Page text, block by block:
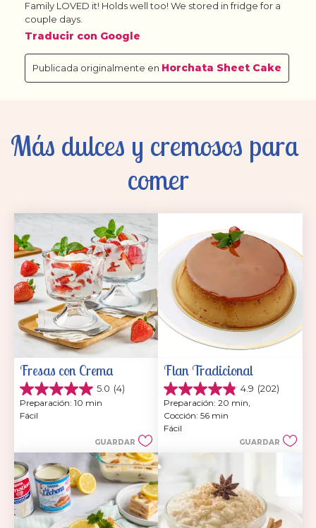
Más dulces y cremosos para
comer
Fresas con Crema
5.0 (4)
5.0
de
5
Preparación: 10 min
Fácil
GUARDAR
Flan Tradicional
4.9 (202)
4.9
de
5
estrellas.
reseñas
Preparación: 20 min,
Cocción: 56 min
Fácil
GUARDAR